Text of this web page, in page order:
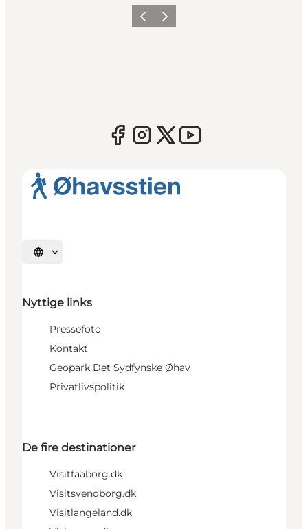
ForrigeNæste
Vælg sprog
Nyttige links
Pressefoto
Kontakt
Geopark Det Sydfynske Øhav
Privatlivspolitik
De fire destinationer
Visitfaaborg.dk
Visitsvendborg.dk
Visitlangeland.dk